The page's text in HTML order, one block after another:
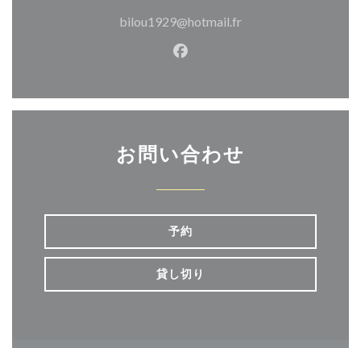
bilou1929@hotmail.fr
Facebook ((新しいウィン
お問い合わせ
予約
貸し切り